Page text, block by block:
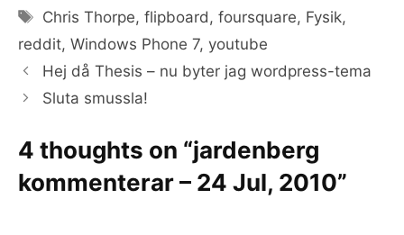
Tags
Chris Thorpe,flipboard ,foursquare, Fysik,
reddit, Windows Phone 7, youtube
Hej då Thesis – nu byter jag wordpress-tema
Sluta smussla!
4 thoughts on “jardenberg
kommenterar – 24 Jul, 2010”